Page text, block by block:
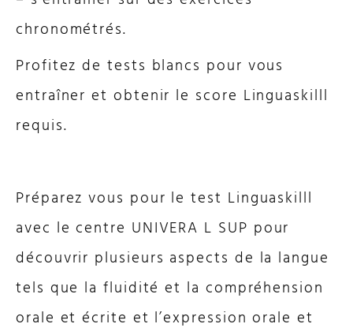
chronométrés.
Profitez de tests blancs pour vous
entraîner et obtenir le score Linguaskilll
requis.
Préparez vous pour le test Linguaskilll
avec le centre UNIVERA L SUP pour
découvrir plusieurs aspects de la langue
tels que la fluidité et la compréhension
orale et écrite et l’expression orale et